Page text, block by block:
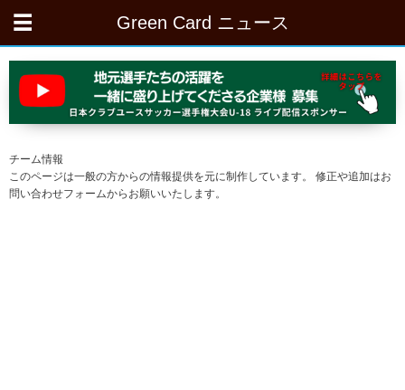
Green Card ニュース
チーム情報
このページは一般の方からの情報提供を元に制作しています。 修正や追加はお
問い合わせフォームからお願いいたします。